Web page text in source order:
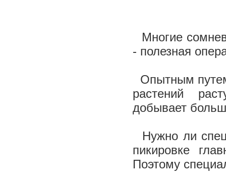
Многие
- полезная
Опытным
растений
добывает
Нужно ли
пикировке
Поэтому